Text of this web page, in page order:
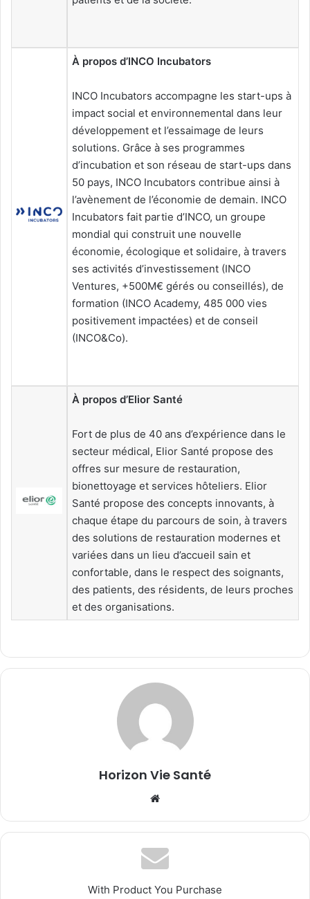
À propos d’INCO Incubators
INCO Incubators accompagne les start-ups à
impact social et environnemental dans leur
développement et l’essaimage de leurs
solutions. Grâce à ses programmes
d’incubation et son réseau de start-ups dans
50 pays, INCO Incubators contribue ainsi à
l’avènement de l’économie de demain. INCO
Incubators fait partie d’INCO, un groupe
mondial qui construit une nouvelle
économie, écologique et solidaire, à travers
ses activités d’investissement (INCO
Ventures, +500M€ gérés ou conseillés), de
formation (INCO Academy, 485 000 vies
positivement impactées) et de conseil
(INCO&Co).
À propos d’Elior Santé
Fort de plus de 40 ans d’expérience dans le
secteur médical, Elior Santé propose des
offres sur mesure de restauration,
bionettoyage et services hôteliers. Elior
Santé propose des concepts innovants, à
chaque étape du parcours de soin, à travers
des solutions de restauration modernes et
variées dans un lieu d’accueil sain et
confortable, dans le respect des soignants,
des patients, des résidents, de leurs proches
et des organisations.
Horizon Vie Santé
With Product You Purchase